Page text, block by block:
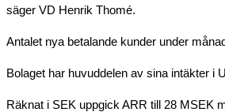
säger VD Henrik Thomé.
Antalet nya betalande kunder under
Bolaget har huvuddelen av sina intäkter i
Räknat i SEK uppgick ARR till 28 MSEK